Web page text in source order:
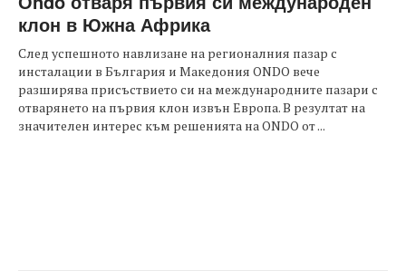
клон в Южна Африка
След успешното навлизане на регионалния пазар с
инсталации в България и Македония ONDO вече
разширява присъствието си на международните пазари с
отварянето на първия клон извън Европа. В резултат на
значителен интерес към решенията на ONDO от ...